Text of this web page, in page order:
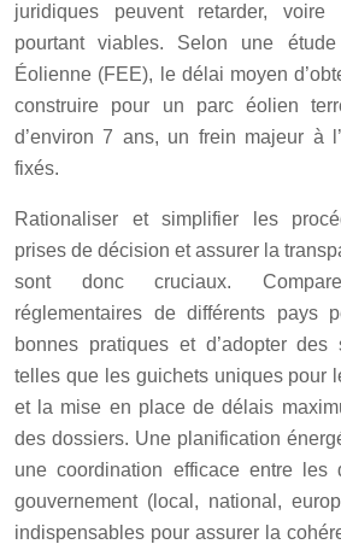
juridiques peuvent retarder,
pourtant viables. Selon une
Éolienne (FEE), le délai moyen
construire pour un parc éolien
d’environ 7 ans, un frein majeur à
fixés.
Rationaliser et simplifier les
prises de décision et assurer la
sont donc cruciaux.
réglementaires de différents pays
bonnes pratiques et d’adopter des
telles que les guichets uniques pour
et la mise en place de délais
des dossiers. Une planification
une coordination efficace entre les
gouvernement (local, national,
indispensables pour assurer la